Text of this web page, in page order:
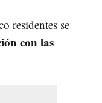
residentes se
con las